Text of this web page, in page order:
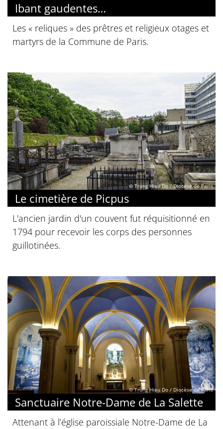
Ibant gaudentes…
Les « reliques » des prêtres et religieux otages et
martyrs de la Commune de Paris.
© Trung Hieu Do / Diocèse de Paris
Le cimetière de Picpus
L'ancien jardin d'un couvent fut réquisitionné en
1794 pour recevoir les corps des personnes
guillotinées.
© Trung Hieu Do / Diocèse de Paris
Sanctuaire Notre-Dame de La Salette
Attenant à l’église paroissiale Notre-Dame de La